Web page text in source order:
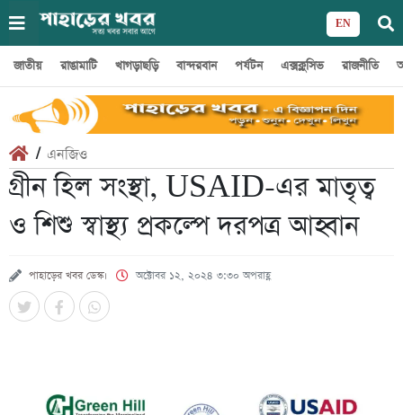
EN
জাতীয় রাঙামাটি খাগড়াছড়ি বান্দরবান পর্যটন এক্সক্লুসিভ রাজনীতি
/ এনজিও
গ্রীন হিল সংস্থা, USAID-এর মাতৃত্ব
ও শিশু স্বাস্থ্য প্রকল্পে দরপত্র আহ্বান
পাহাড়ের খবর ডেস্ক। অক্টোবর ১২, ২০২৪ ৩:৩০ অপরাহ্ণ